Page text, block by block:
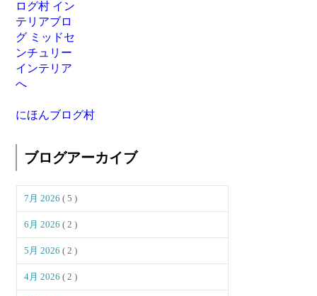
にほんブログ村
ブログアーカイブ
7月 2026( 5 )
6月 2026( 2 )
5月 2026( 2 )
4月 2026( 2 )